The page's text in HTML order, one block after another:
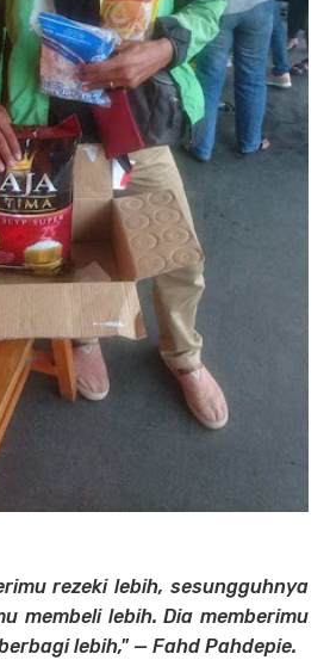
rezeki lebih, sesungguhnya
membeli lebih. Dia memberimu
lebih," — Fahd Pahdepie.